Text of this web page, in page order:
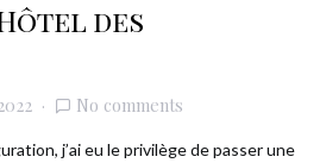
des
No comments
j’ai eu le privilège de passer une